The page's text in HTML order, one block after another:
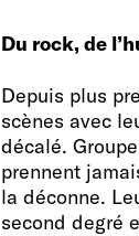
Du rock, de
Depuis plus
scènes avec
décalé.
prennent
la déconne.
second degré